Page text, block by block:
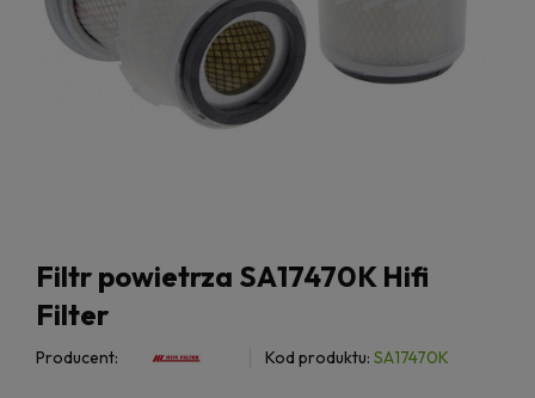
Filtr powietrza SA17470K Hifi
Filter
Producent: Kod produktu: SA17470K